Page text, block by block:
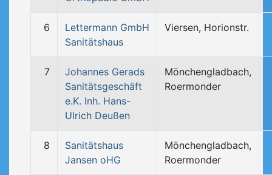
6
Lettermann GmbH
Sanitätshaus
Viersen, Horionstr.
7
Johannes Gerads
Sanitätsgeschäft
e.K. Inh. Hans-
Ulrich Deußen
Mönchengladbach,
Roermonder
8
Sanitätshaus
Jansen oHG
Mönchengladbach,
Roermonder